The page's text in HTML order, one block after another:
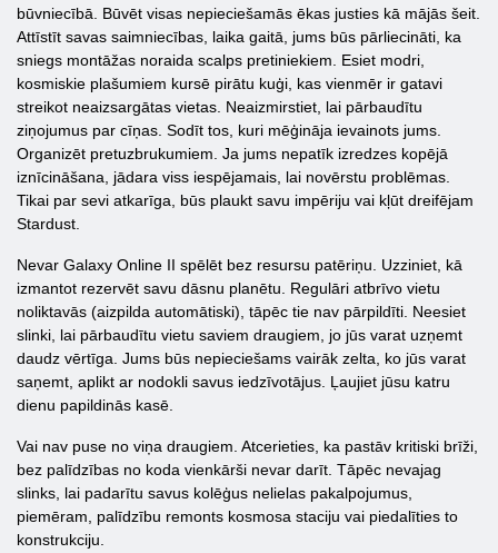
būvniecībā. Būvēt visas nepieciešamās ēkas justies kā mājās šeit.
Attīstīt savas saimniecības, laika gaitā, jums būs pārliecināti, ka
sniegs montāžas noraida scalps pretiniekiem. Esiet modri,
kosmiskie plašumiem kursē pirātu kuģi, kas vienmēr ir gatavi
streikot neaizsargātas vietas. Neaizmirstiet, lai pārbaudītu
ziņojumus par cīņas. Sodīt tos, kuri mēģināja ievainots jums.
Organizēt pretuzbrukumiem. Ja jums nepatīk izredzes kopējā
iznīcināšana, jādara viss iespējamais, lai novērstu problēmas.
Tikai par sevi atkarīga, būs plaukt savu impēriju vai kļūt dreifējam
Stardust.
Nevar Galaxy Online ΙΙ spēlēt bez resursu patēriņu. Uzziniet, kā
izmantot rezervēt savu dāsnu planētu. Regulāri atbrīvo vietu
noliktavās (aizpilda automātiski), tāpēc tie nav pārpildīti. Neesiet
slinki, lai pārbaudītu vietu saviem draugiem, jo ​​jūs varat uzņemt
daudz vērtīga. Jums būs nepieciešams vairāk zelta, ko jūs varat
saņemt, aplikt ar nodokli savus iedzīvotājus. Ļaujiet jūsu katru
dienu papildinās kasē.
Vai nav puse no viņa draugiem. Atcerieties, ka pastāv kritiski brīži,
bez palīdzības no koda vienkārši nevar darīt. Tāpēc nevajag
slinks, lai padarītu savus kolēģus nelielas pakalpojumus,
piemēram, palīdzību remonts kosmosa staciju vai piedalīties to
konstrukciju.